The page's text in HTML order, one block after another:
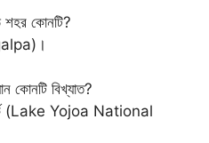
শহর কোনটি?
কোনটি বিখ্যাত?
(Lake Yojoa National